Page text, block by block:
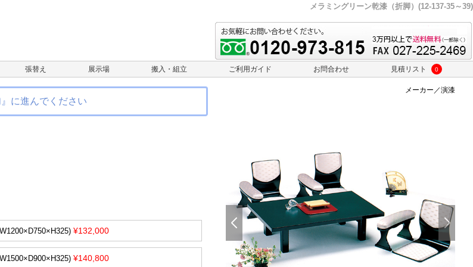
メラミングリーン乾漆（折脚）(12-137-35～39)
張替え 展示場 搬入・組立 ご利用ガイド お問合わせ 見積リスト 0
メーカー／演漆
に進んでください
¥132,000
¥140,800